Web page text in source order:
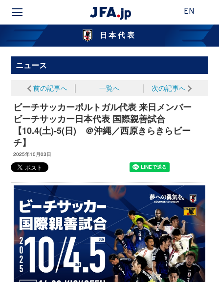
EN
日本代表
ニュース
前の記事へ 一覧へ 次の記事へ
ビーチサッカーポルトガル代表 来日メンバー
ビーチサッカー日本代表 国際親善試合
【10.4(土)-5(日) ＠沖縄／西原きらきらビー
チ】
2025年10月03日